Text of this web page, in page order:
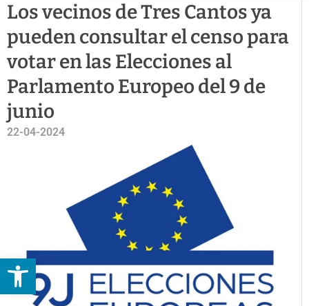
Abrir barra de herramientas
Los vecinos de Tres Cantos ya
pueden consultar el censo para
votar en las Elecciones al
Parlamento Europeo del 9 de
junio
22-04-2024